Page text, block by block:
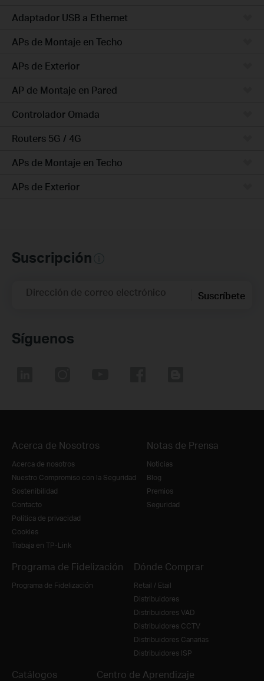
Adaptador USB a Ethernet
APs de Montaje en Techo
APs de Exterior
AP de Montaje en Pared
Controlador Omada
Routers 5G / 4G
APs de Montaje en Techo
APs de Exterior
Suscripción
Dirección de correo electrónico Suscríbete
Síguenos
Acerca de Nosotros
Acerca de nosotros
Nuestro Compromiso con la Seguridad
Sostenibilidad
Contacto
Política de privacidad
Cookies
Trabaja en TP-Link
Notas de Prensa
Noticias
Blog
Premios
Seguridad
Programa de Fidelización
Programa de Fidelización
Dónde Comprar
Retail / Etail
Distribuidores
Distribuidores VAD
Distribuidores CCTV
Distribuidores Canarias
Distribuidores ISP
Catálogos Centro de Aprendizaje